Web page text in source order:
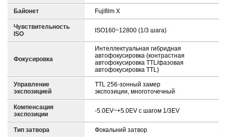
Байонет Fujifilm X
Чувствительность
ISO
ISO160~12800 (1/3 шага)
Фокусировка
Интеллектуальная гибридная
автофокусировка (контрастная
автофокусировка TTL/фазовая
автофокусировка TTL)
Управление
экспозицией
TTL 256-зонный замер
экспозиции, многоточечный
Компенсация
экспозиции
-5.0EV~+5.0EV с шагом 1/3EV
Тип затвора Фокальний затвор